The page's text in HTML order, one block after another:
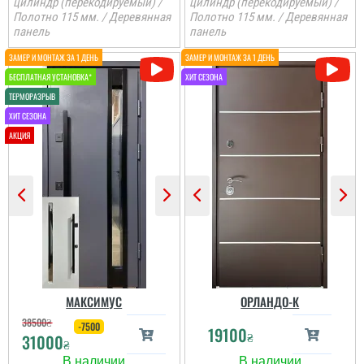
Ретельно обирали двері
в будинок для себе і с
певненістю можу
сказати, що це дуже
достойний варіант.
Ціна не мала, але якщо
подивитись хто може
покриття на ринку , то у
вас відпадуть всі
питання по ціні та самих
характеристик дверей.
Це просто двері вогонь
як зовні, так і в серед...
Полотно 115 мм. / Деревянная
панель
Полотно 115 мм. / Деревянная
панель
МАКСИМУС
38500₴
31000₴
-7500
ОРЛАНДО-К
19100₴